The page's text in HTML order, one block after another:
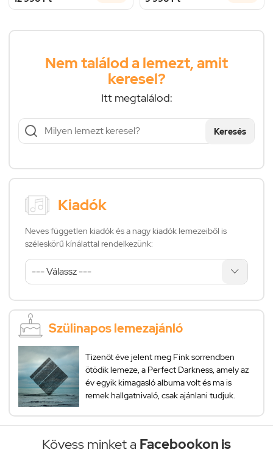
Nem találod a lemezt, amit
keresel?
Itt megtalálod:
Keresés
Kiadók
Neves független kiadók és a nagy kiadók lemezeiből is
széleskörű kínálattal rendelkezünk:
Szülinapos lemezajánló
Tizenöt éve jelent meg Fink sorrendben
ötödik lemeze, a Perfect Darkness, amely az
év egyik kimagasló albuma volt és ma is
remek hallgatnivaló, csak ajánlani tudjuk.
Kövess minket a Facebookon is